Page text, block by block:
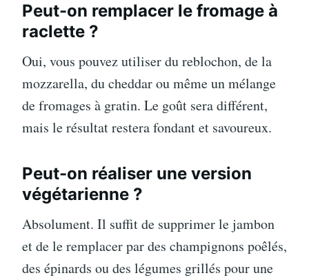
Peut-on remplacer le fromage à
raclette ?
Oui, vous pouvez utiliser du reblochon, de la
mozzarella, du cheddar ou même un mélange
de fromages à gratin. Le goût sera différent,
mais le résultat restera fondant et savoureux.
Peut-on réaliser une version
végétarienne ?
Absolument. Il suffit de supprimer le jambon
et de le remplacer par des champignons poêlés,
des épinards ou des légumes grillés pour une